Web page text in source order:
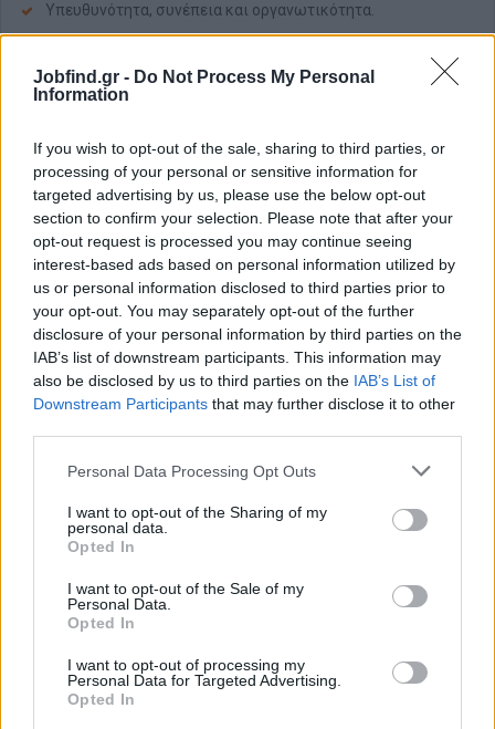
Jobfind.gr - Do Not Process My Personal
Information
If you wish to opt-out of the sale, sharing to third parties, or
processing of your personal or sensitive information for
targeted advertising by us, please use the below opt-out
section to confirm your selection. Please note that after your
opt-out request is processed you may continue seeing
interest-based ads based on personal information utilized by
us or personal information disclosed to third parties prior to
your opt-out. You may separately opt-out of the further
disclosure of your personal information by third parties on the
IAB’s list of downstream participants. This information may
also be disclosed by us to third parties on the IAB’s List of
Downstream Participants that may further disclose it to other
Personal Data Processing Opt Outs
I want to opt-out of the Sharing of my
personal data.
Opted In
I want to opt-out of the Sale of my
Personal Data.
Opted In
I want to opt-out of processing my
Personal Data for Targeted Advertising.
Opted In
Υπευθυνότητα, συνέπεια και οργανωτικότητα.
Άνεση στη χρήση ηλεκτρονικών πλατφορμών, νομικών
Ικανότητα διαχείρισης προθεσμιών και καθημερινής
Θα εκτιμηθούν
Εμπειρία σε αστικές, εμπορικές ή πτωχευτικές υποθέσεις.
Καλή γνώση αγγλικής γλώσσας.
Δυνατότητα αυτόνομης παρακολούθησης υποθέσεων και
σύνταξης σχετικών εγγράφων.
Παροχές
Σταθερή καθημερινή συνεργασία σε οργανωμένο
δικηγορικό περιβάλλον.
Αντικείμενο με ουσιαστική δικηγορική απασχόληση.
Δυνατότητα ουσιαστικής επαγγελματικής εξέλιξης, με
σταδιακή ανάληψη ευθύνης σε πραγματικές υποθέσεις.
Σταθερές αποδοχές, διαμορφωμένες με βάση την εμπειρία
και τα προσόντα, μέσα σε ένα ξεκάθαρο και αξιόπιστο
πλαίσιο συνεργασίας.